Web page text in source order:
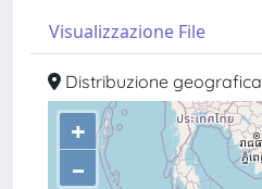
Visualizzazione File
Distribuzione geografica
+
–